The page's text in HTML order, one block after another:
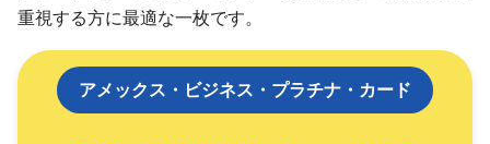
重視する方に最適な一枚です。
アメックス・ビジネス・プラチナ・カード